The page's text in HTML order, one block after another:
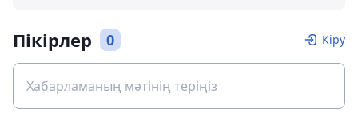
Пікірлер 0 Кіру